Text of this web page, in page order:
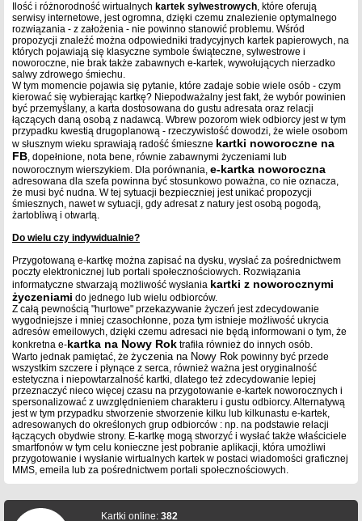
Ilość i różnorodność wirtualnych kartek sylwestrowych, które oferują
serwisy internetowe, jest ogromna, dzięki czemu znalezienie optymalnego
rozwiązania - z założenia - nie powinno stanowić problemu. Wśród
propozycji znaleźć można odpowiedniki tradycyjnych kartek papierowych, na
których pojawiają się klasyczne symbole świąteczne, sylwestrowe i
noworoczne, nie brak także zabawnych e-kartek, wywołujących nierzadko
salwy zdrowego śmiechu.
W tym momencie pojawia się pytanie, które zadaje sobie wiele osób - czym
kierować się wybierając kartkę? Niepodważalny jest fakt, że wybór powinien
być przemyślany, a karta dostosowana do gustu adresata oraz relacji
łączących daną osobą z nadawcą. Wbrew pozorom wiek odbiorcy jest w tym
przypadku kwestią drugoplanową - rzeczywistość dowodzi, że wiele osobom
w słusznym wieku sprawiają radość śmieszne kartki noworoczne na
FB, dopełnione, nota bene, równie zabawnymi życzeniami lub
noworocznym wierszykiem. Dla porównania, e-kartka noworoczna
adresowana dla szefa powinna być stosunkowo poważna, co nie oznacza,
że musi być nudna. W tej sytuacji bezpieczniej jest unikać propozycji
śmiesznych, nawet w sytuacji, gdy adresat z natury jest osobą pogodą,
żartobliwą i otwartą.
Do wielu czy indywidualnie?
Przygotowaną e-kartkę można zapisać na dysku, wysłać za pośrednictwem
poczty elektronicznej lub portali społecznościowych. Rozwiązania
informatyczne stwarzają możliwość wysłania kartki z noworocznymi
życzeniami do jednego lub wielu odbiorców.
Z całą pewnością "hurtowe" przekazywanie życzeń jest zdecydowanie
wygodniejsze i mniej czasochłonne, poza tym istnieje możliwość ukrycia
adresów emeilowych, dzięki czemu adresaci nie będą informowani o tym, że
konkretna e-kartka na Nowy Rok trafiła również do innych osób.
Warto jednak pamiętać, że życzenia na Nowy Rok powinny być przede
wszystkim szczere i płynące z serca, również ważna jest oryginalność
estetyczna i niepowtarzalność kartki, dlatego też zdecydowanie lepiej
przeznaczyć nieco więcej czasu na przygotowanie e-kartek noworocznych i
spersonalizować z uwzględnieniem charakteru i gustu odbiorcy. Alternatywą
jest w tym przypadku stworzenie stworzenie kilku lub kilkunastu e-kartek,
adresowanych do określonych grup odbiorców : np. na podstawie relacji
łączących obydwie strony. E-kartkę mogą stworzyć i wysłać także właściciele
smartfonów w tym celu konieczne jest pobranie aplikacji, która umożliwi
przygotowanie i wysłanie wirtualnych kartek w postaci wiadomości graficznej
MMS, emeila lub za pośrednictwem portali społecznościowych.
Kartki online: 382